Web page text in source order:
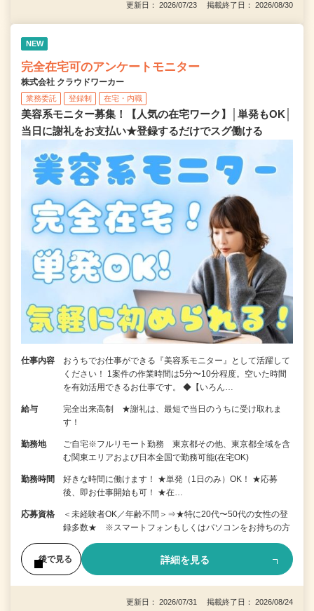
更新日： 2026/07/23 掲載終了日： 2026/08/30
NEW
完全在宅可のアンケートモニター
株式会社 クラウドワーカー
業務委託 登録制 在宅・内職
美容系モニター募集！【人気の在宅ワーク】│単発もOK│
当日に謝礼をお支払い★登録するだけでスグ働ける
仕事内容
おうちでお仕事ができる『美容系モニター』として活躍して
ください！ 1案件の作業時間は5分〜10分程度。空いた時間
を有効活用できるお仕事です。 ◆【いろん…
給与
完全出来高制 ★謝礼は、最短で当日のうちに受け取れま
す！
勤務地
ご自宅※フルリモート勤務 東京都その他、東京都全域を含
む関東エリアおよび日本全国で勤務可能(在宅OK)
勤務時間
好きな時間に働けます！ ★単発（1日のみ）OK！ ★応募
後、即お仕事開始も可！ ★在…
応募資格
＜未経験者OK／年齢不問＞⇒★特に20代〜50代の女性の登
録多数★ ※スマートフォンもしくはパソコンをお持ちの方
後で見る 詳細を見る
更新日： 2026/07/31 掲載終了日： 2026/08/24